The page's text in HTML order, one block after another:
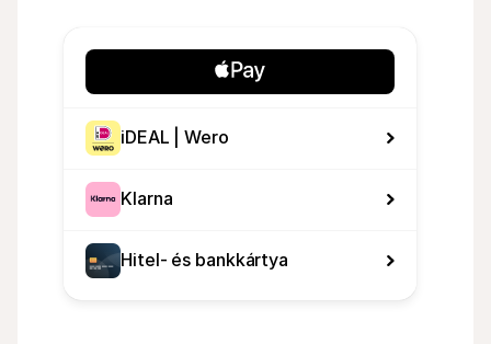
iDEAL | Wero
Klarna
Hitel- és bankkártya